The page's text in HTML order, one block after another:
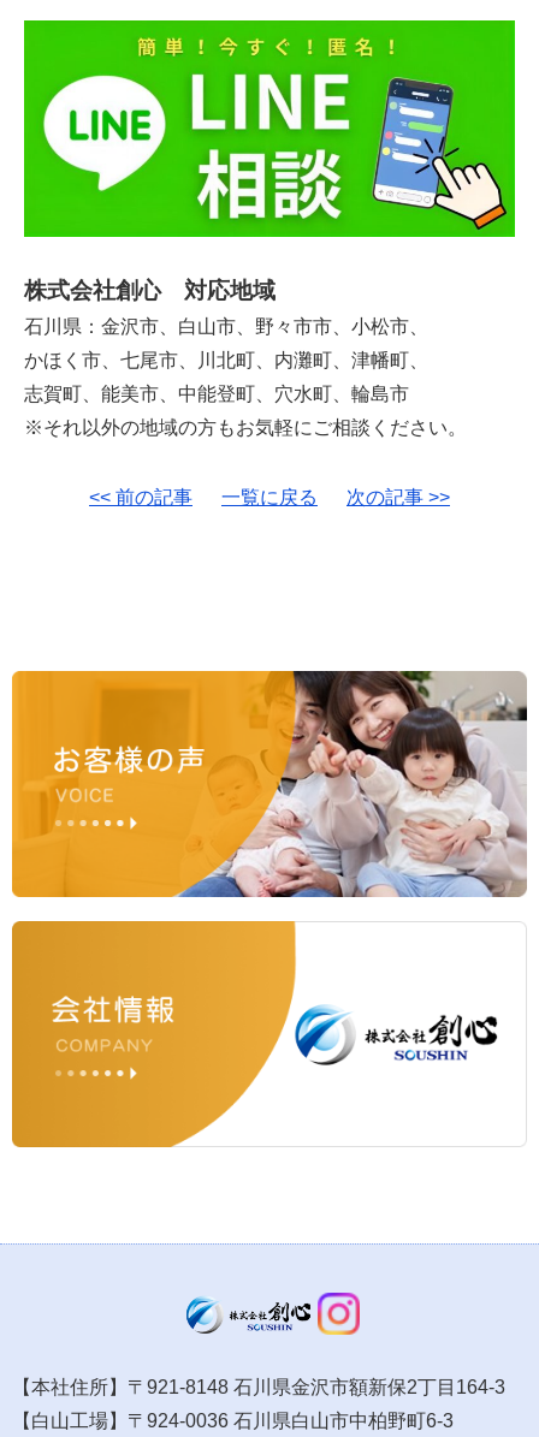
株式会社創心 対応地域
石川県：金沢市、白山市、野々市市、小松市、
かほく市、七尾市、川北町、内灘町、津幡町、
志賀町、能美市、中能登町、穴水町、輪島市
※それ以外の地域の方もお気軽にご相談ください。
<< 前の記事 一覧に戻る 次の記事 >>
【本社住所】〒921-8148 石川県金沢市額新保2丁目164-3
【白山工場】〒924-0036 石川県白山市中柏野町6-3